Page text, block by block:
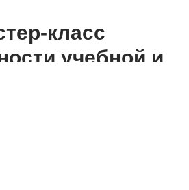
класс
учебной и